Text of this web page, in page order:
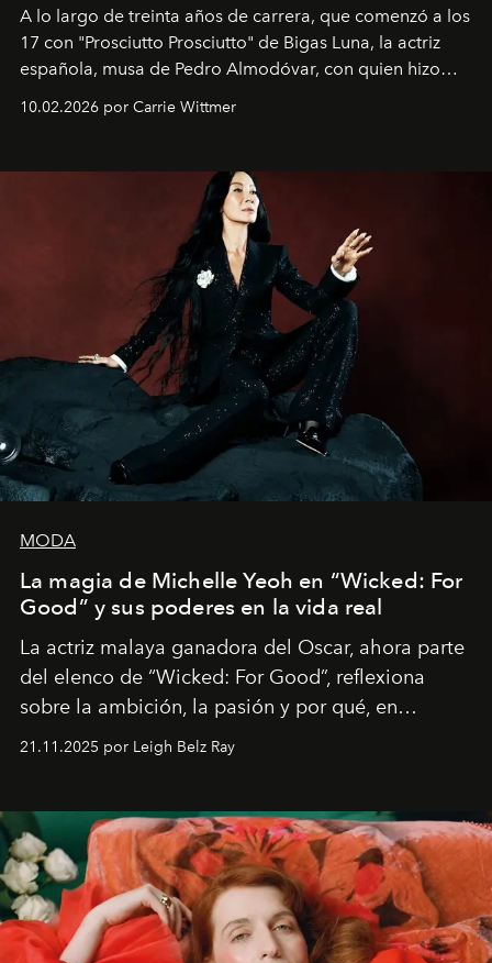
A lo largo de treinta años de carrera, que comenzó a los
17 con "Prosciutto Prosciutto" de Bigas Luna, la actriz
española, musa de Pedro Almodóvar, con quien hizo
Barcelona", ha dividido su tiempo entre Europa y
dirigida por Maggie Gyllenhaal.
10.02.2026 por Carrie Wittmer
MODA
La magia de Michelle Yeoh en “Wicked: For
Good” y sus poderes en la vida real
La actriz malaya ganadora del Oscar, ahora parte
del elenco de “Wicked: For Good”, reflexiona
sobre la ambición, la pasión y por qué, en
ocasiones, la introspección puede esperar. “Es
importa si no lo entienden’”, confiesa.
21.11.2025 por Leigh Belz Ray